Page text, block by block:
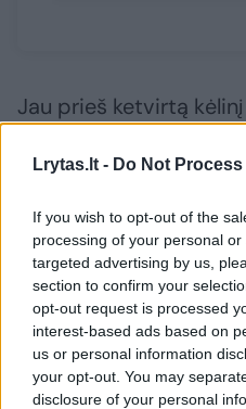
Lrytas.lt - Do Not
If you wish to opt-out of the
processing of your personal
targeted advertising by us,
section to confirm your
opt-out request is processed
interest-based ads based on
us or personal information
your opt-out. You may
disclosure of your personal
Jau prieš ketvirtą
pasisakymą sužinojęs
visų sirgalių ir tos
gailisi tų žodžių, nes
itin svarbūs.
Praėjus dienai, į
klubas.